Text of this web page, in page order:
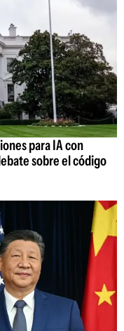
para IA con
sobre el código